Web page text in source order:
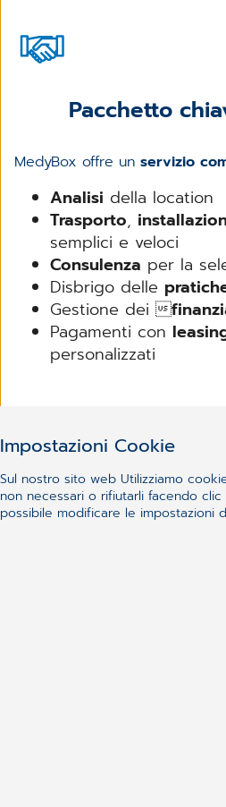
Pacchetto
MedyBox offre un servizio
Analisi della location
Trasporto,
semplici e veloci
Consulenza per la
Disbrigo delle
Gestione dei
Pagamenti con
personalizzati
Impostazioni Cookie
Sul nostro sito web Utilizziamo
non necessari o rifiutarli facendo
possibile modificare le impostazioni